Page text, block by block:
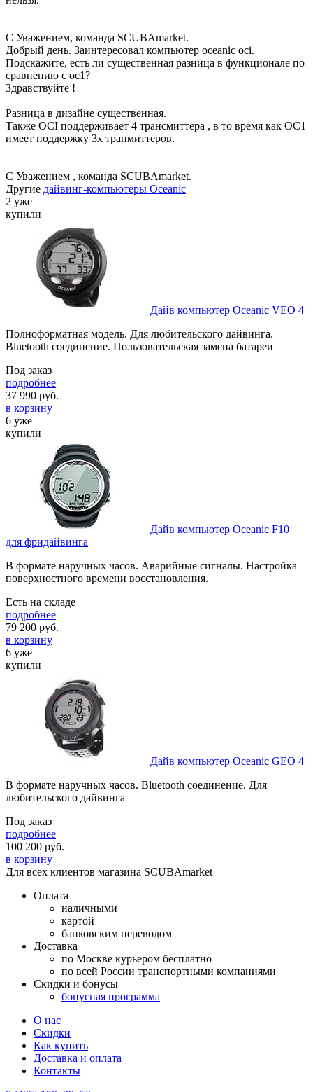
С Уважением, команда SCUBAmarket.
Добрый день. Заинтересовал компьютер oceanic oci.
Подскажите, есть ли существенная разница в функционале по
сравнению с oc1?
Здравствуйте !
Разница в дизайне существенная.
Также OCI поддерживает 4 трансмиттера , в то время как OC1
имеет поддержку 3х транмиттеров.
С Уважением , команда SCUBAmarket.
Другие дайвинг-компьютеры Oceanic
2 уже
купили
Дайв компьютер Oceanic VEO 4
Полноформатная модель. Для любительского дайвинга.
Bluetooth соединение. Пользовательская замена батареи
Под заказ
подробнее
37 990 руб.
в корзину
6 уже
купили
Дайв компьютер Oceanic F10
для фридайвинга
В формате наручных часов. Аварийные сигналы. Настройка
поверхностного времени восстановления.
Есть на складе
подробнее
79 200 руб.
в корзину
6 уже
купили
Дайв компьютер Oceanic GEO 4
В формате наручных часов. Bluetooth соединение. Для
любительского дайвинга
Под заказ
подробнее
100 200 руб.
в корзину
Для всех клиентов магазина SCUBAmarket
Оплата
наличными
картой
банковским переводом
Доставка
по Москве курьером бесплатно
по всей России транспортными компаниями
Скидки и бонусы
бонусная программа
О нас
Скидки
Как купить
Доставка и оплата
Контакты